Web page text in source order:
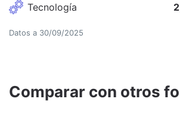
Tecnología
Datos a 30/09/2025
Comparar con otros